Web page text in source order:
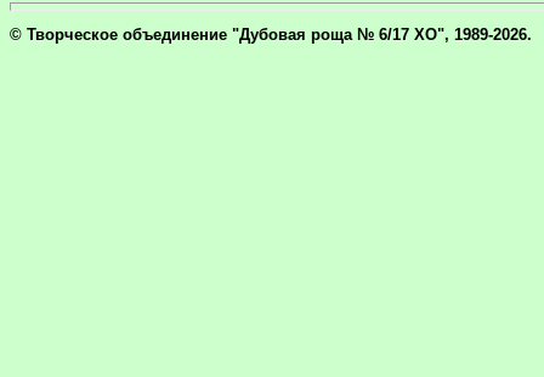
© Творческое объединение "Дубовая роща № 6/17 ХО", 1989-2026.